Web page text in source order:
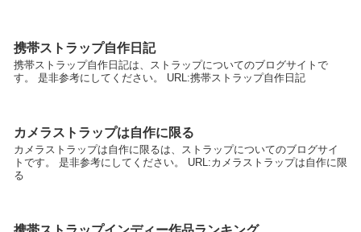
携帯ストラップ自作日記
携帯ストラップ自作日記は、ストラップについてのブログサイトで
す。 是非参考にしてください。 URL:携帯ストラップ自作日記
カメラストラップは自作に限る
カメラストラップは自作に限るは、ストラップについてのブログサイ
トです。 是非参考にしてください。 URL:カメラストラップは自作に限
る